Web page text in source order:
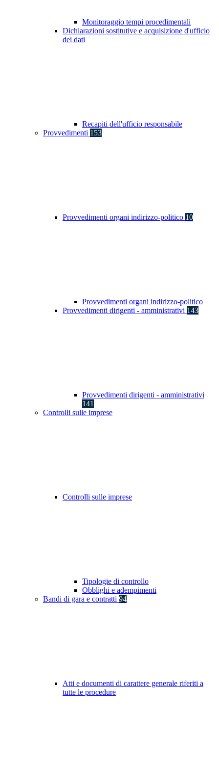
Monitoraggio tempi procedimentali
Dichiarazioni sostitutive e acquisizione d'ufficio
dei dati
Recapiti dell'ufficio responsabile
Provvedimenti 153
Provvedimenti organi indirizzo-politico 10
Provvedimenti organi indirizzo-politico
Provvedimenti dirigenti - amministrativi 143
Provvedimenti dirigenti - amministrativi
141
Controlli sulle imprese
Controlli sulle imprese
Tipologie di controllo
Obblighi e adempimenti
Bandi di gara e contratti 94
Atti e documenti di carattere generale riferiti a
tutte le procedure